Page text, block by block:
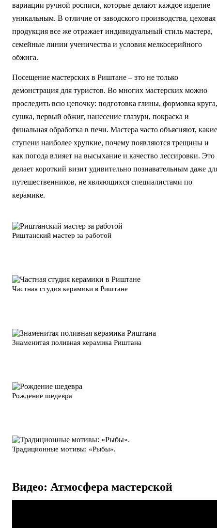
вариации ручной росписи, которые делают каждое изделие
уникальным. В отличие от заводского производства, цеховая
продукция все же отражает индивидуальный стиль мастера,
семейные линии ученичества и условия мелкосерийного
обжига.
Посещение мастерских в Риштане – это не только
демонстрация для туристов. Во многих мастерских можно
проследить всю цепочку: подготовка глины, формовка круга,
сушка, первый обжиг, нанесение глазури, покраска и
финальная обработка в печи. Мастера часто объясняют, какие
ступени наиболее хрупкие, почему появляются трещины и
как погода влияет на высыхание и качество лессировки. Это
делает короткий визит удивительно познавательным даже
путешественников, не являющихся специалистами по
керамике.
Риштанский мастер за работой
Частная студия керамики в Риштане
Знаменитая поливная керамика Риштана
Рождение шедевра
Традиционные мотивы: «Рыбы».
Видео: Атмосфера мастерской